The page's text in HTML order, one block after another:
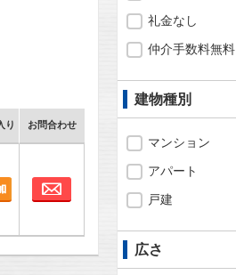
り お問合わせ
お問合わせ
礼金なし
仲介手数料無料
建物種別
マンション
アパート
戸建
広さ